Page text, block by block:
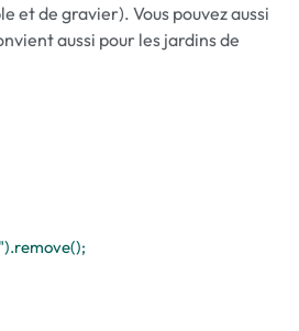
et de gravier). Vous pouvez aussi
aussi pour les jardins de